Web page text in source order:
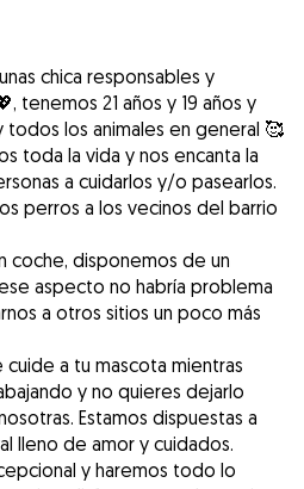
chica responsables y
tenemos 21 años y 19 años y
todos los animales en general 🥰
toda la vida y nos encanta la
a cuidarlos y/o pasearlos.
perros a los vecinos del barrio
coche, disponemos de un
aspecto no habría problema
a otros sitios un poco más
cuide a tu mascota mientras
y no quieres dejarlo
Estamos dispuestas a
lleno de amor y cuidados.
y haremos todo lo